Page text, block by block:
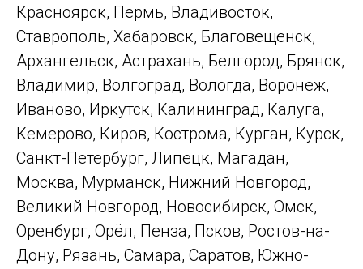
Красноярск, Пермь, Владивосток,
Ставрополь, Хабаровск, Благовещенск,
Архангельск, Астрахань, Белгород, Брянск,
Владимир, Волгоград, Вологда, Воронеж,
Иваново, Иркутск, Калининград, Калуга,
Кемерово, Киров, Кострома, Курган, Курск,
Санкт-Петербург, Липецк, Магадан,
Москва, Мурманск, Нижний Новгород,
Великий Новгород, Новосибирск, Омск,
Оренбург, Орёл, Пенза, Псков, Ростов-на-
Дону, Рязань, Самара, Саратов, Южно-